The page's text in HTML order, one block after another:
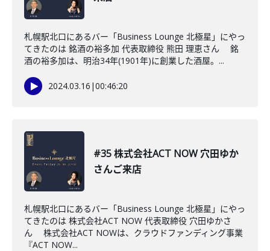
札幌駅北口にあるバー「Business Lounge 北極星」にやっ
てきたのは 銘酒の裕多加 代表取締役 熊田 理恵さん 銘
酒の裕多加は、明治34年(1901年)に創業した酒屋。...
2024.03.16 |00:46:20
#35 株式会社ACT NOW 穴田ゆか
さんご来店
札幌駅北口にあるバー「Business Lounge 北極星」にやっ
てきたのは 株式会社ACT NOW 代表取締役 穴田ゆかさ
ん 株式会社ACT NOWは、クラウドファンディング事業
『ACT NOW...